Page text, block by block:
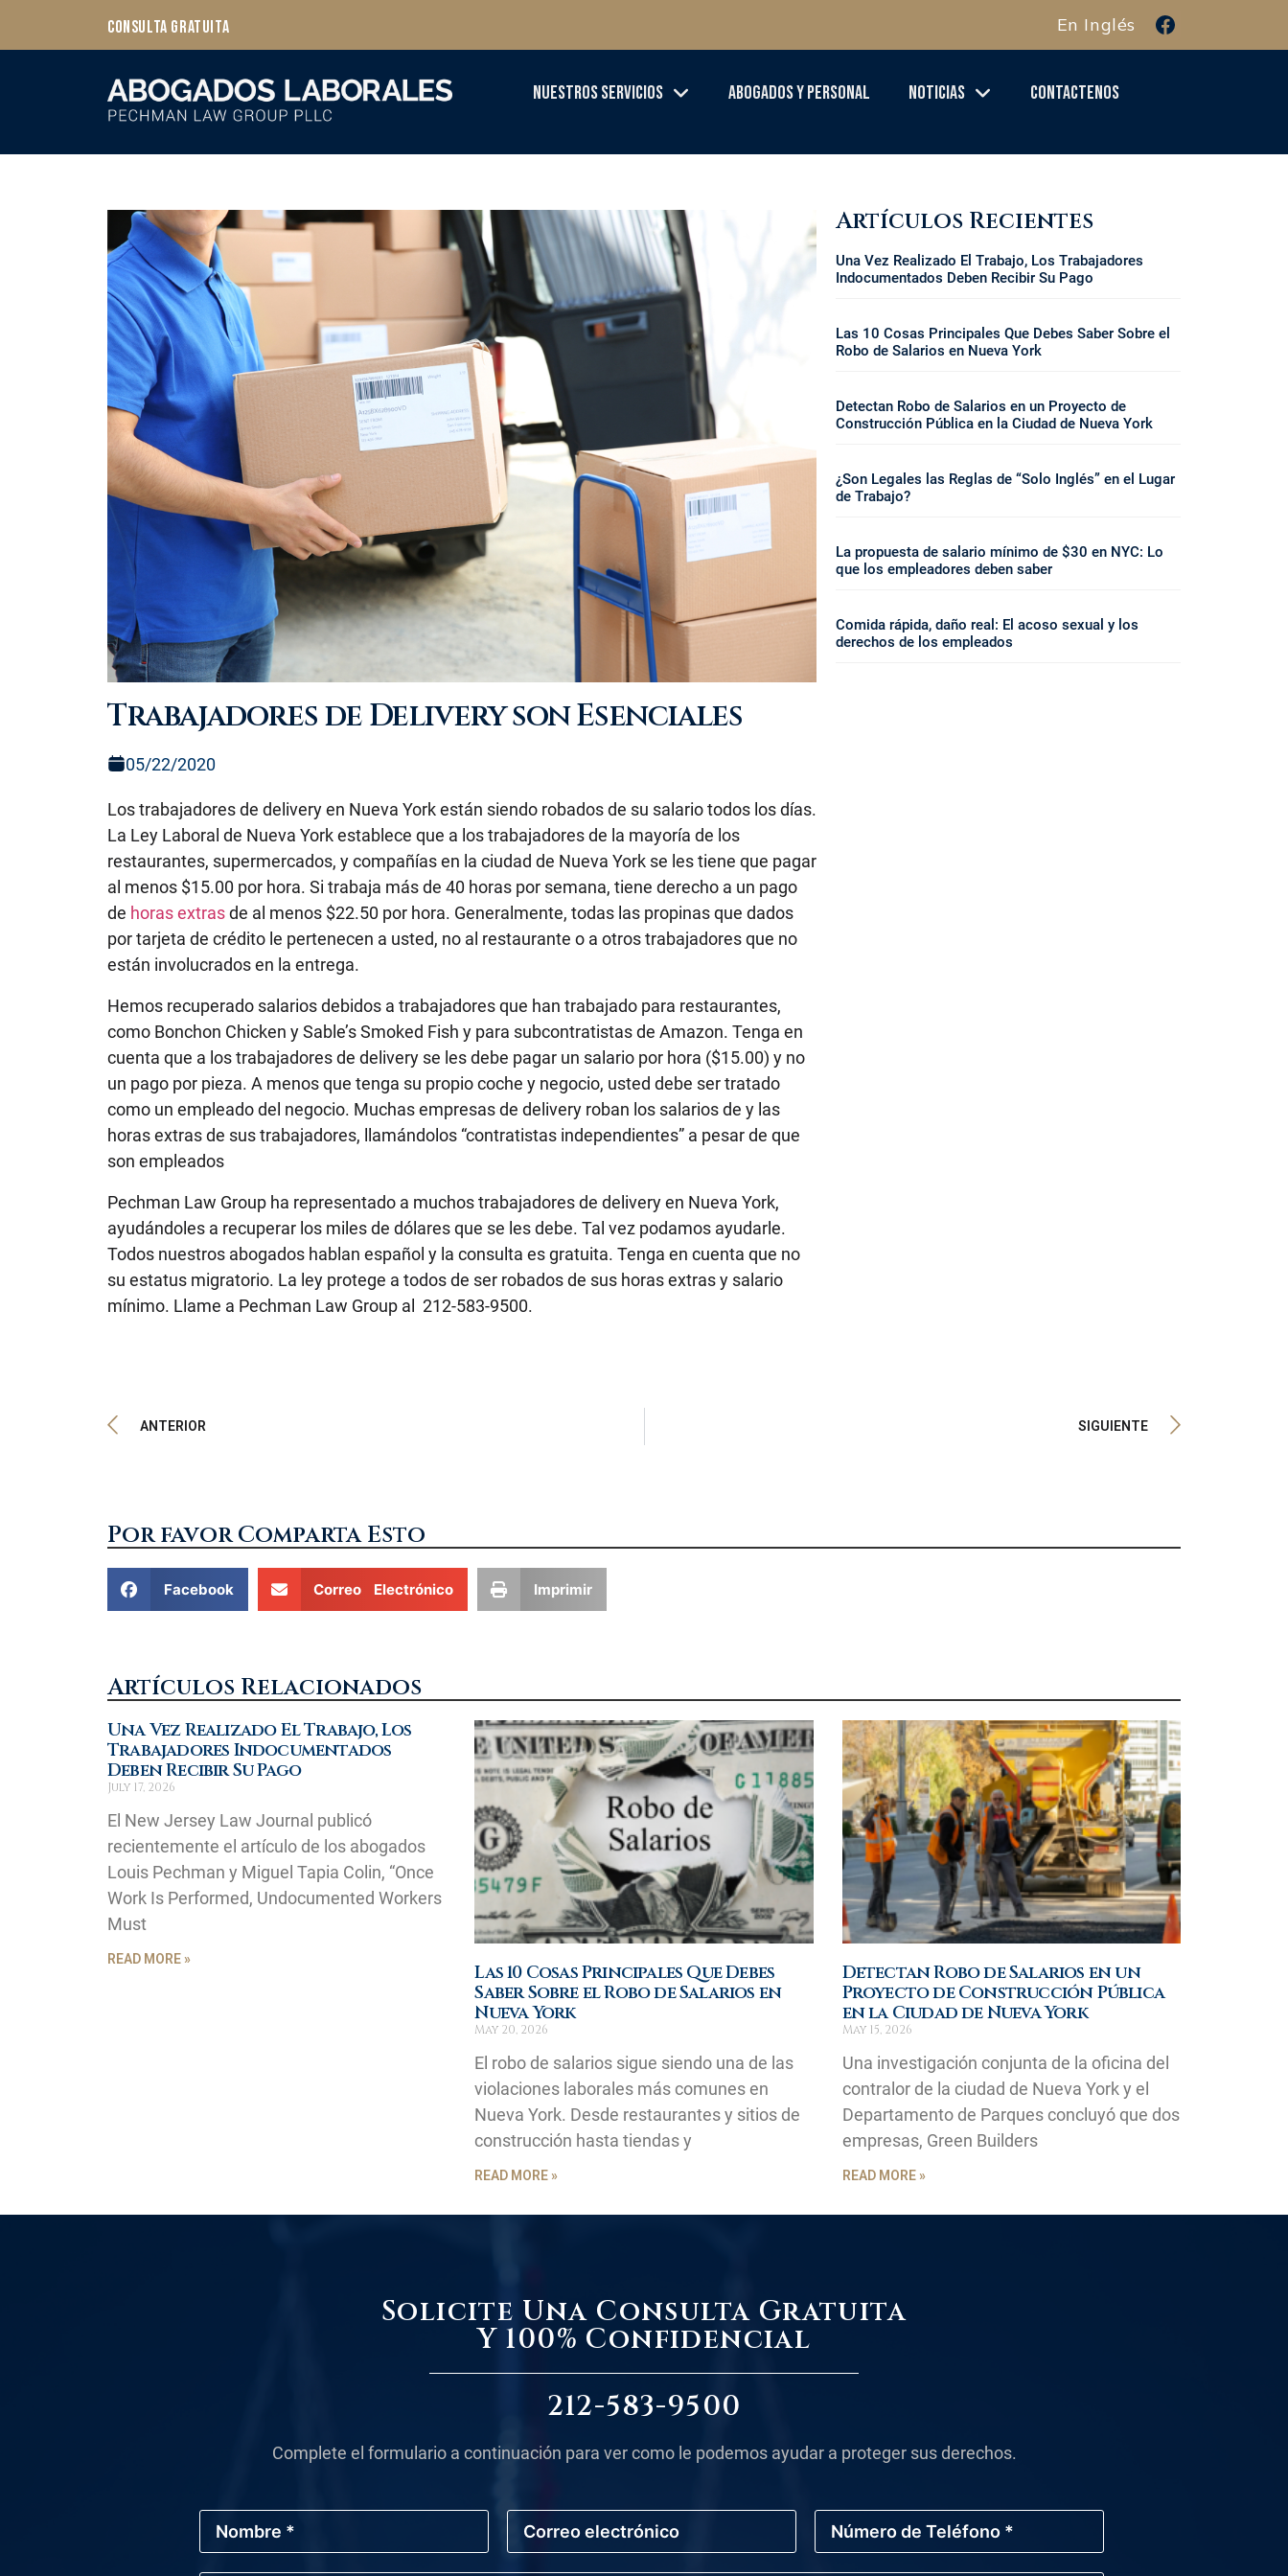
Consulta Gratuita En Inglés
Nuestros Servicios Abogados Y Personal Noticias Contactenos
Trabajadores de Delivery son Esenciales
05/22/2020
Los trabajadores de delivery en Nueva York están siendo robados de su salario todos los días.
La Ley Laboral de Nueva York establece que a los trabajadores de la mayoría de los
restaurantes, supermercados, y compañías en la ciudad de Nueva York se les tiene que pagar
al menos $15.00 por hora. Si trabaja más de 40 horas por semana, tiene derecho a un pago
de horas extrasde al menos $22.50 por hora. Generalmente, todas las propinas que dados
por tarjeta de crédito le pertenecen a usted, no al restaurante o a otros trabajadores que no
están involucrados en la entrega.
Hemos recuperado salarios debidos a trabajadores que han trabajado para restaurantes,
como Bonchon Chicken y Sable’s Smoked Fish y para subcontratistas de Amazon. Tenga en
cuenta que a los trabajadores de delivery se les debe pagar un salario por hora ($15.00) y no
un pago por pieza. A menos que tenga su propio coche y negocio, usted debe ser tratado
como un empleado del negocio. Muchas empresas de delivery roban los salarios de y las
horas extras de sus trabajadores, llamándolos “contratistas independientes” a pesar de que
son empleados
Pechman Law Group ha representado a muchos trabajadores de delivery en Nueva York,
ayudándoles a recuperar los miles de dólares que se les debe. Tal vez podamos ayudarle.
Todos nuestros abogados hablan español y la consulta es gratuita. Tenga en cuenta que no
su estatus migratorio. La ley protege a todos de ser robados de sus horas extras y salario
mínimo. Llame a Pechman Law Group al 212-583-9500.
Artículos Recientes
Una Vez Realizado El Trabajo, Los Trabajadores
Indocumentados Deben Recibir Su Pago
Las 10 Cosas Principales Que Debes Saber Sobre el
Robo de Salarios en Nueva York
Detectan Robo de Salarios en un Proyecto de
Construcción Pública en la Ciudad de Nueva York
¿Son Legales las Reglas de “Solo Inglés” en el Lugar
de Trabajo?
La propuesta de salario mínimo de $30 en NYC: Lo
que los empleadores deben saber
Comida rápida, daño real: El acoso sexual y los
derechos de los empleados
ANTERIOR SIGUIENTE
Por favor Comparta Esto
Facebook Correo Electrónico Imprimir
Artículos Relacionados
Una Vez Realizado El Trabajo, Los
Trabajadores Indocumentados
Deben Recibir Su Pago
July 17, 2026
El New Jersey Law Journal publicó
recientemente el artículo de los abogados
Louis Pechman y Miguel Tapia Colin, “Once
Work Is Performed, Undocumented Workers
Must
READ MORE »
Las 10 Cosas Principales Que Debes
Saber Sobre el Robo de Salarios en
Nueva York
May 20, 2026
El robo de salarios sigue siendo una de las
violaciones laborales más comunes en
Nueva York. Desde restaurantes y sitios de
construcción hasta tiendas y
READ MORE »
Detectan Robo de Salarios en un
Proyecto de Construcción Pública
en la Ciudad de Nueva York
May 15, 2026
Una investigación conjunta de la oficina del
contralor de la ciudad de Nueva York y el
Departamento de Parques concluyó que dos
empresas, Green Builders
READ MORE »
Solicite Una Consulta Gratuita
Y 100% Confidencial
212-583-9500
Complete el formulario a continuación para ver como le podemos ayudar a proteger sus derechos.
N
m
b
C
r
r
N
m
e